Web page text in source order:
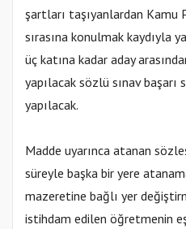
şartları taşıyanlardan Kamu
sırasına konulmak kaydıyla
üç katına kadar aday
yapılacak sözlü sınav başarı
yapılacak.
Madde uyarınca atanan
süreyle başka bir yere
mazeretine bağlı yer
istihdam edilen öğretmenin